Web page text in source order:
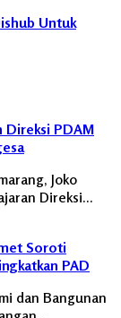
Untuk
PDAM
Joko
Direksi…
Soroti
PAD
dan Bangunan